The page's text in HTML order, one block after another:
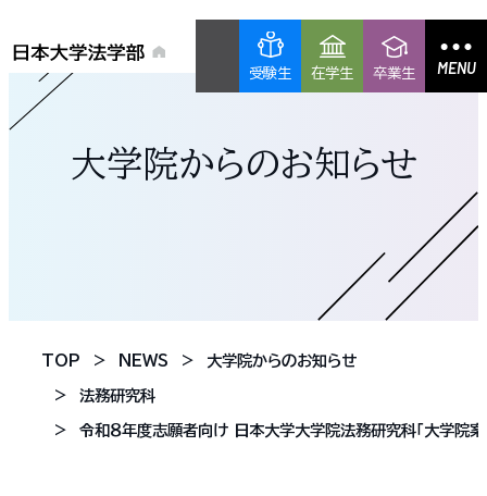
受験生 在学生 卒業生 MENU
大学院からのお知らせ
TOP NEWS 大学院からのお知らせ
法務研究科
令和８年度志願者向け 日本大学大学院法務研究科「大学院案